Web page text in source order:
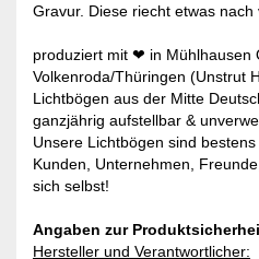
Gravur. Diese riecht etwas nach
produziert mit ❤ in Mühlhausen
Volkenroda/Thüringen (Unstrut
Lichtbögen aus der Mitte
ganzjährig aufstellbar &
Unsere Lichtbögen sind
Kunden, Unternehmen,
sich selbst!
Angaben zur
Hersteller und Verantwortlicher: